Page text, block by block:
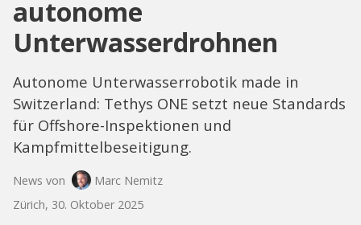
autonome
Unterwasserdrohnen
Autonome Unterwasserrobotik made in
Switzerland: Tethys ONE setzt neue Standards
für Offshore-Inspektionen und
Kampfmittelbeseitigung.
News von
Marc Nemitz
Zürich, 30. Oktober 2025